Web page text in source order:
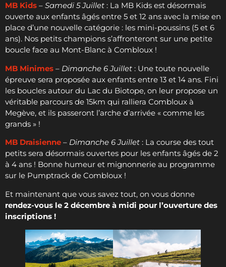
MB Kids – Samedi 5 Juillet : La MB Kids est désormais
ouverte aux enfants âgés entre 5 et 12 ans avec la mise en
place d’une nouvelle catégorie : les mini-poussins (5 et 6
ans). Nos petits champions s’affronteront sur une petite
boucle face au Mont-Blanc à Combloux !
MB Minimes – Dimanche 6 Juillet : Une toute nouvelle
épreuve sera proposée aux enfants entre 13 et 14 ans. Fini
les boucles autour du Lac du Biotope, on leur propose un
véritable parcours de 15km qui ralliera Combloux à
Megève, et ils passeront l’arche d’arrivée « comme les
grands » !
MB Draisienne – Dimanche 6 Juillet : La course des tout
petits sera désormais ouvertes pour les enfants âgés de 2
à 4 ans ! Bonne humeur et mignonnerie au programme
sur le Pumptrack de Combloux !
Et maintenant que vous savez tout, on vous donne
rendez-vous le 2 décembre à midi pour l’ouverture des
inscriptions !